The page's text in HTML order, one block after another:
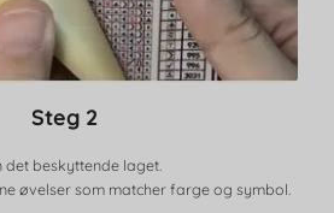
Steg 2
det beskyttende laget.
øvelser som matcher farge og symbol.